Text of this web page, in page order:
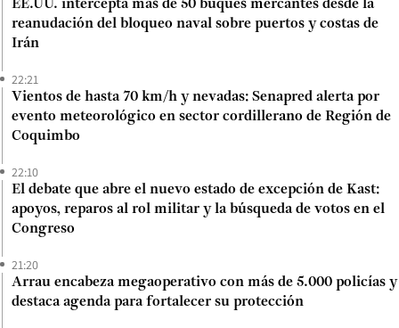
EE.UU. intercepta más de 50 buques mercantes desde la
reanudación del bloqueo naval sobre puertos y costas de
Irán
22:21
Vientos de hasta 70 km/h y nevadas: Senapred alerta por
evento meteorológico en sector cordillerano de Región de
Coquimbo
22:10
El debate que abre el nuevo estado de excepción de Kast:
apoyos, reparos al rol militar y la búsqueda de votos en el
Congreso
21:20
Arrau encabeza megaoperativo con más de 5.000 policías y
destaca agenda para fortalecer su protección